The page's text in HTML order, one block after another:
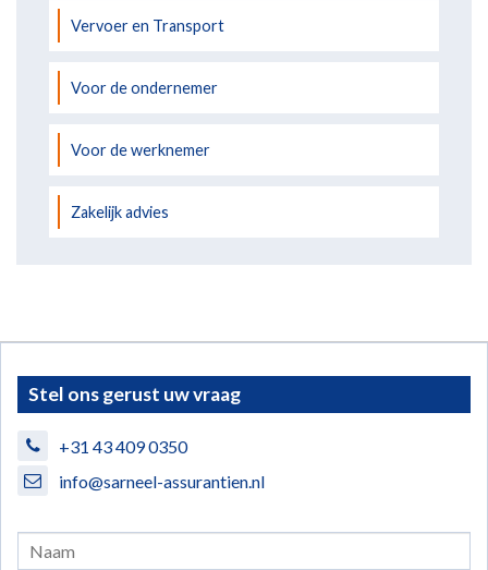
Vervoer en Transport
Voor de ondernemer
Voor de werknemer
Zakelijk advies
Stel ons gerust uw vraag
+31 43 409 0350
info@sarneel-assurantien.nl